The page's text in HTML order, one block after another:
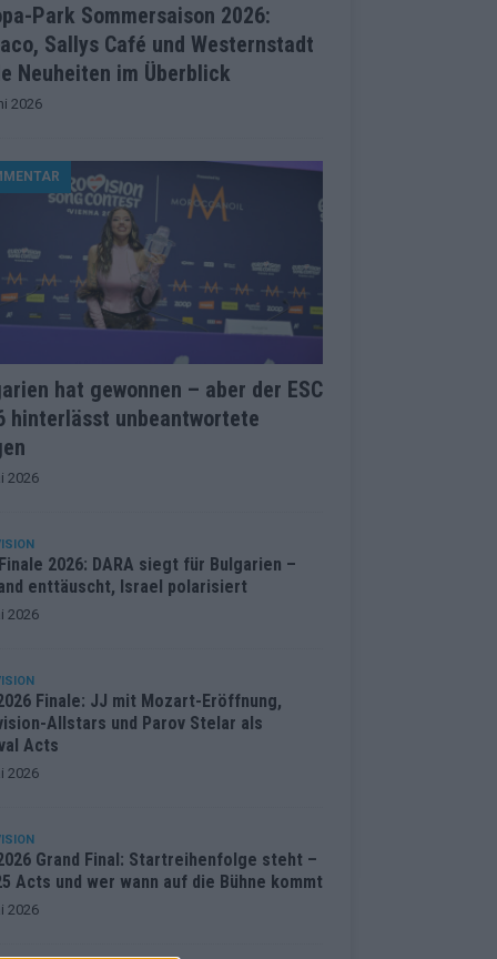
Park Sommersaison 2026:
Sallys Café und Westernstadt
Neuheiten im Überblick
2026
hat gewonnen – aber der ESC
hinterlässt unbeantwortete
2026
2026: DARA siegt für Bulgarien –
enttäuscht, Israel polarisiert
2026
Finale: JJ mit Mozart-Eröffnung,
Allstars und Parov Stelar als
Acts
2026
Grand Final: Startreihenfolge steht –
Acts und wer wann auf die Bühne kommt
2026